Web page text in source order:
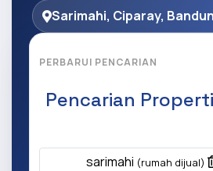
Sarimahi, Ciparay,
PERBARUI PENCARIAN
Pencarian Properti
sarimahi (rumah dijual)